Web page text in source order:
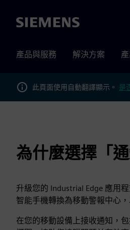
Siemens
產品與服務 解決方案
此頁面使用自動翻譯顯示。 是
為什麼選擇「
升級您的 Industrial Edge 應用
智能手機轉換為移動警報中心
在您的移動設備上接收通知，